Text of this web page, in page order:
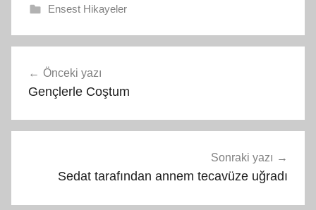
Ensest Hikayeler
gezinmesi
Önceki yazı
Gençlerle Coştum
Sonraki yazı
Sedat tarafından annem tecavüze uğradı